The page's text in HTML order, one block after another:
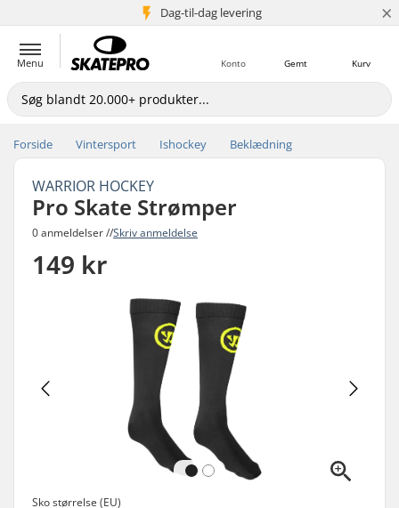
Dag-til-dag levering
5+ mio. kunder ×
Menu Kurv
Gemt
Konto
Forside Vintersport Ishockey Beklædning
WARRIOR HOCKEY
Pro Skate Strømper
0 anmeldelser //Skriv anmeldelse
149 kr
Sko størrelse (EU)